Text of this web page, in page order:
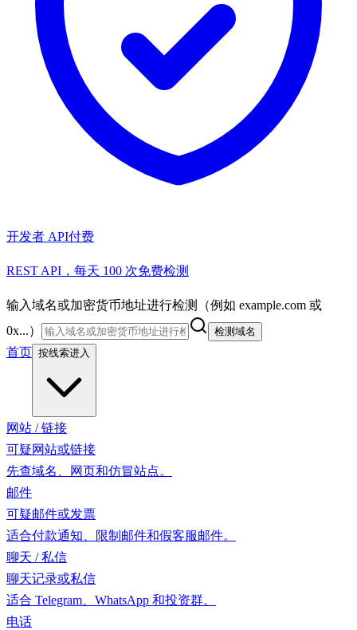
开发者 API付费
REST API，每天 100 次免费检测
输入域名或加密货币地址进行检测（例如 example.com 或
0x...）
检测域名
首页 按线索进入
网站 / 链接
可疑网站或链接
先查域名、网页和仿冒站点。
邮件
可疑邮件或发票
适合付款通知、限制邮件和假客服邮件。
聊天 / 私信
聊天记录或私信
适合 Telegram、WhatsApp 和投资群。
电话